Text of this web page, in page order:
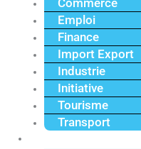
Commerce
Emploi
Finance
Import Export
Industrie
Initiative
Tourisme
Transport